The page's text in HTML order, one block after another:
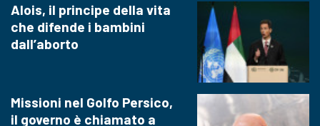
Alois, il principe della vita
che difende i bambini
dall’aborto
Missioni nel Golfo Persico,
il governo è chiamato a